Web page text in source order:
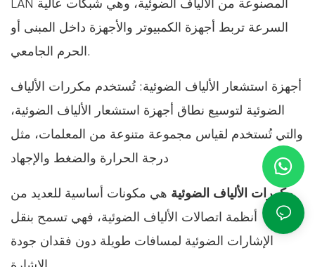
LAN المصنوعة من الألياف الضوئية، وهي شبكات عالية
السرعة تربط أجهزة الكمبيوتر والأجهزة داخل المبنى أو
الحرم الجامعي.
أجهزة استشعار الألياف الضوئية: تُستخدم مكررات الألياف
الضوئية لتوسيع نطاق أجهزة استشعار الألياف الضوئية،
والتي تُستخدم لقياس مجموعة متنوعة من المعلمات، مثل
مكررات الألياف الضوئية هي مكونات أساسية للعديد من
أنظمة اتصالات الألياف الضوئية، فهي تسمح بنقل
الإشارات الضوئية لمسافات طويلة دون فقدان جودة